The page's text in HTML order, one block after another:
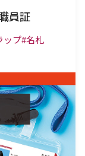
員証
ップ#名札